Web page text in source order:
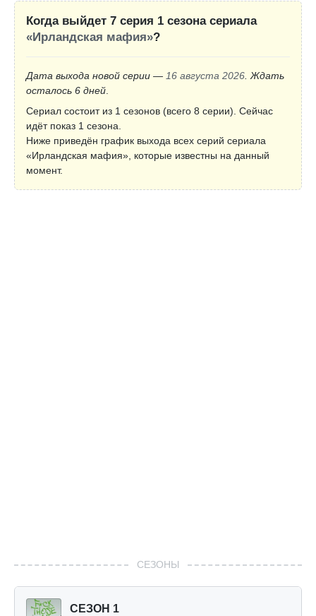
Когда выйдет 7 серия 1 сезона сериала
«Ирландская мафия»?
Дата выхода новой серии — 16 августа 2026. Ждать
осталось 6 дней.
Сериал состоит из 1 сезонов (всего 8 серии). Сейчас
идёт показ 1 сезона.
Ниже приведён график выхода всех серий сериала
«Ирландская мафия», которые известны на данный
момент.
СЕЗОНЫ
СЕЗОН 1